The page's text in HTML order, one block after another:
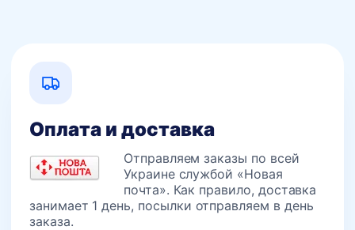
Оплата и доставка
Отправляем заказы по всей
Украине службой «Новая
почта». Как правило, доставка
занимает 1 день, посылки отправляем в день
заказа.